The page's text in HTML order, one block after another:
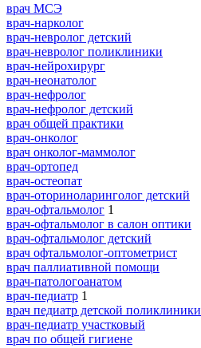
врач МСЭ
врач-нарколог
врач-невролог детский
врач-невролог поликлиники
врач-нейрохирург
врач-неонатолог
врач-нефролог
врач-нефролог детский
врач общей практики
врач-онколог
врач онколог-маммолог
врач-ортопед
врач-остеопат
врач-оториноларинголог детский
врач-офтальмолог 1
врач-офтальмолог в салон оптики
врач-офтальмолог детский
врач офтальмолог-оптометрист
врач паллиативной помощи
врач-патологоанатом
врач-педиатр 1
врач педиатр детской поликлиники
врач-педиатр участковый
врач по общей гигиене